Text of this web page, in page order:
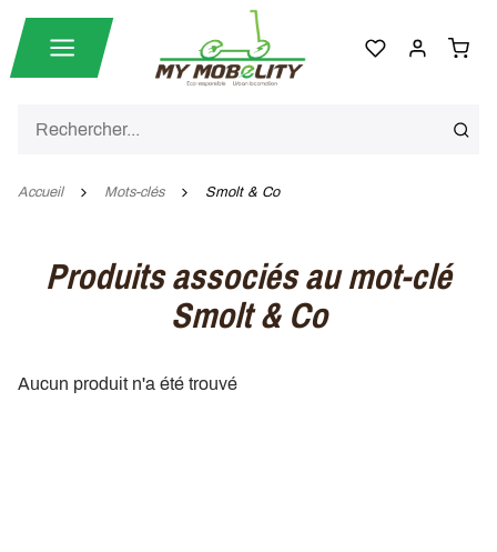
Accueil Mots-clés Smolt & Co
Produits associés au mot-clé
Smolt & Co
Aucun produit n'a été trouvé